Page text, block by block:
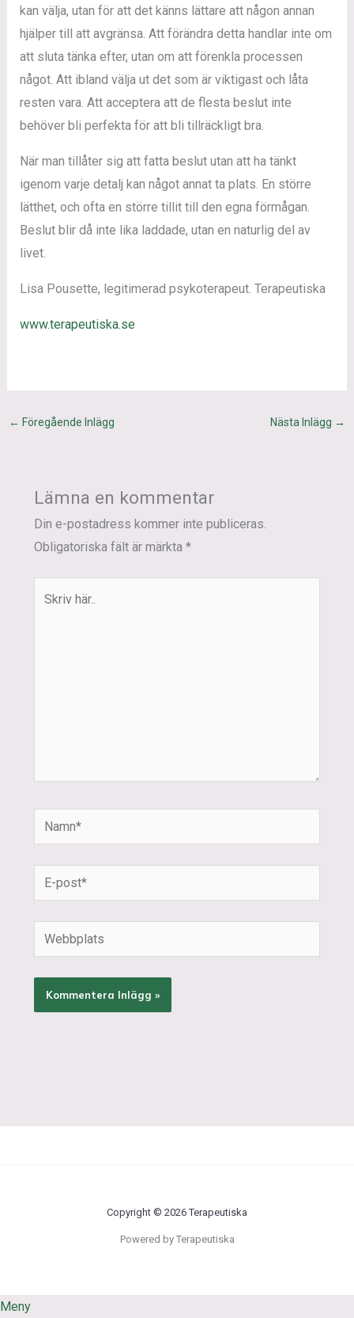
kan välja, utan för att det känns lättare att någon annan
hjälper till att avgränsa. Att förändra detta handlar inte om
att sluta tänka efter, utan om att förenkla processen
något. Att ibland välja ut det som är viktigast och låta
resten vara. Att acceptera att de flesta beslut inte
behöver bli perfekta för att bli tillräckligt bra.
När man tillåter sig att fatta beslut utan att ha tänkt
igenom varje detalj kan något annat ta plats. En större
lätthet, och ofta en större tillit till den egna förmågan.
Beslut blir då inte lika laddade, utan en naturlig del av
livet.
Lisa Pousette, legitimerad psykoterapeut. Terapeutiska
www.terapeutiska.se
← Föregående Inlägg Nästa Inlägg →
Lämna en kommentar
Din e-postadress kommer inte publiceras.
Obligatoriska fält är märkta *
Namn*
post*
Webbplats
Copyright © 2026 Terapeutiska
Powered by Terapeutiska
Meny